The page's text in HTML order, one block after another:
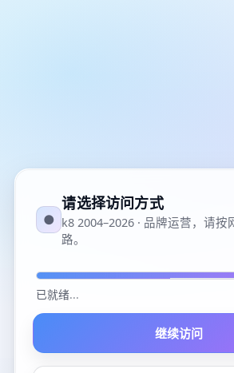
●
请选择访问方式
k8 2004–2026 · 品牌运营，请
路。
已就绪...
继续访问